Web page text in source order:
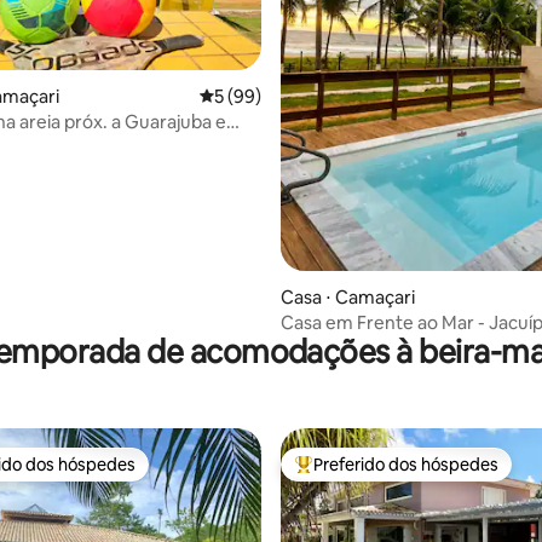
5 de uma avaliação média de 5, 99
5 (99)
areia próx. a Guarajuba e
Casa ⋅ Camaçari
Casa em Frente ao Mar -
de acomodações à beira-
preferidos dos hóspedes
dos hóspedes Entre os melhores preferidos
Preferido dos hóspedes